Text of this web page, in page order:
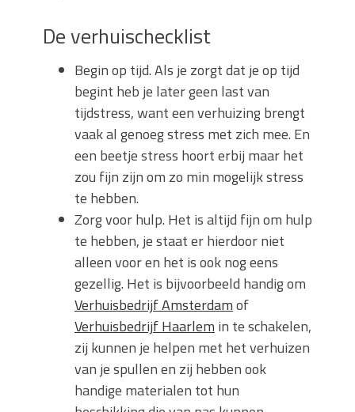
De verhuischecklist
Begin op tijd. Als je zorgt dat je op tijd
begint heb je later geen last van
tijdstress, want een verhuizing brengt
vaak al genoeg stress met zich mee. En
een beetje stress hoort erbij maar het
zou fijn zijn om zo min mogelijk stress
te hebben.
Zorg voor hulp. Het is altijd fijn om hulp
te hebben, je staat er hierdoor niet
alleen voor en het is ook nog eens
gezellig. Het is bijvoorbeeld handig om
Verhuisbedrijf Amsterdamof
Verhuisbedrijf Haarlem in te schakelen,
zij kunnen je helpen met het verhuizen
van je spullen en zij hebben ook
handige materialen tot hun